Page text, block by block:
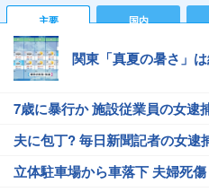
主要 国内
関東「真夏の暑さ」
7歳に暴行か 施設従業員の女逮
夫に包丁? 毎日新聞記者の女逮
立体駐車場から車落下 夫婦死傷